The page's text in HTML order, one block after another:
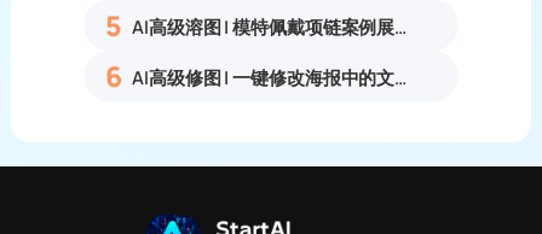
5 AI高级溶图 | 模特佩戴项链案例展示
6 AI高级修图 | 一键修改海报中的文字